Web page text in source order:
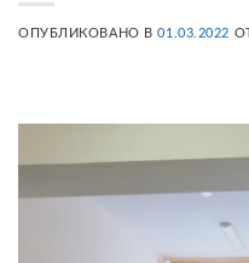
ОПУБЛИКОВАНО В01.03.2022